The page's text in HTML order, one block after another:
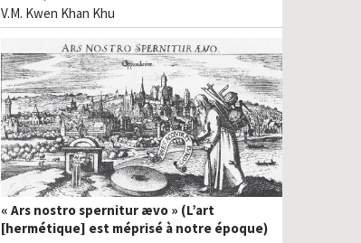
V.M. Kwen Khan Khu
« Ars nostro spernitur ævo » (L’art
[hermétique] est méprisé à notre époque)